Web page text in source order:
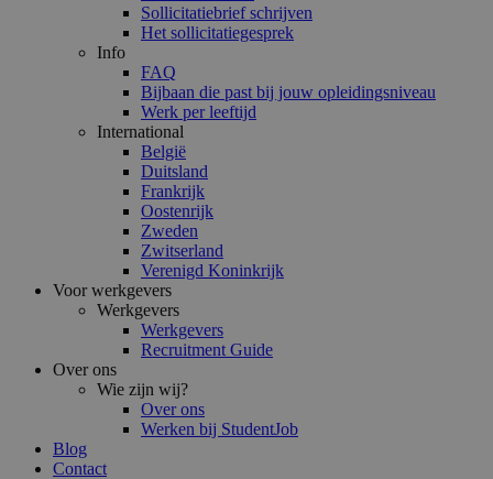
Sollicitatiebrief schrijven
Het sollicitatiegesprek
Info
FAQ
Bijbaan die past bij jouw opleidingsniveau
Werk per leeftijd
International
België
Duitsland
Frankrijk
Oostenrijk
Zweden
Zwitserland
Verenigd Koninkrijk
Voor werkgevers
Werkgevers
Werkgevers
Recruitment Guide
Over ons
Wie zijn wij?
Over ons
Werken bij StudentJob
Blog
Contact